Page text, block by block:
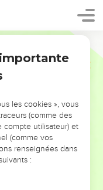
!
ÉVITER LES
les doutes, les erreurs
les cookies », vous
(comme des
utilisateur) et
(comme vos
renseignées dans
: